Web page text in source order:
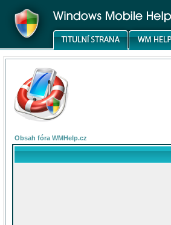
Obsah fóra WMHelp.cz